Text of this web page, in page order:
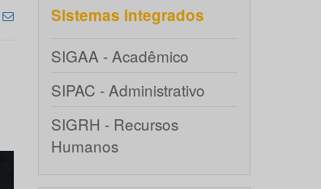
Sistemas integrados
SIGAA - Acadêmico
SIPAC - Administrativo
SIGRH - Recursos
Humanos